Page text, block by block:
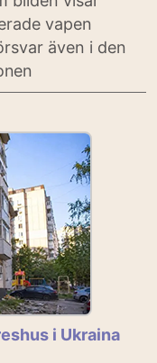
vapen
även i den
i Ukraina